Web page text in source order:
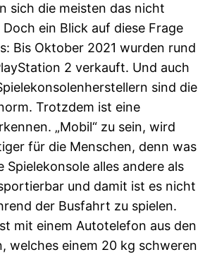
sich die meisten das nicht
ein Blick auf diese Frage
Bis Oktober 2021 wurden rund
2 verkauft. Und auch
sind die
Trotzdem ist eine
„Mobil“ zu sein, wird
für die Menschen, denn was
Spielekonsole alles andere als
und damit ist es nicht
der Busfahrt zu spielen.
mit einem Autotelefon aus den
welches einem 20 kg schweren